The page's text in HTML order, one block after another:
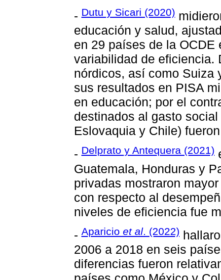
- Dutu y Sicari (2020)
educación y salud,
en 29 países de la OCDE
variabilidad de eficiencia.
nórdicos, así como Suiza
sus resultados en PISA
en educación; por el
destinados al gasto
Eslovaquia y Chile)
- Delprato y Antequera (2021)
Guatemala, Honduras y
privadas mostraron
con respecto al
niveles de eficiencia fue
- Aparicio et al. (2022)
2006 a 2018 en seis
diferencias fueron